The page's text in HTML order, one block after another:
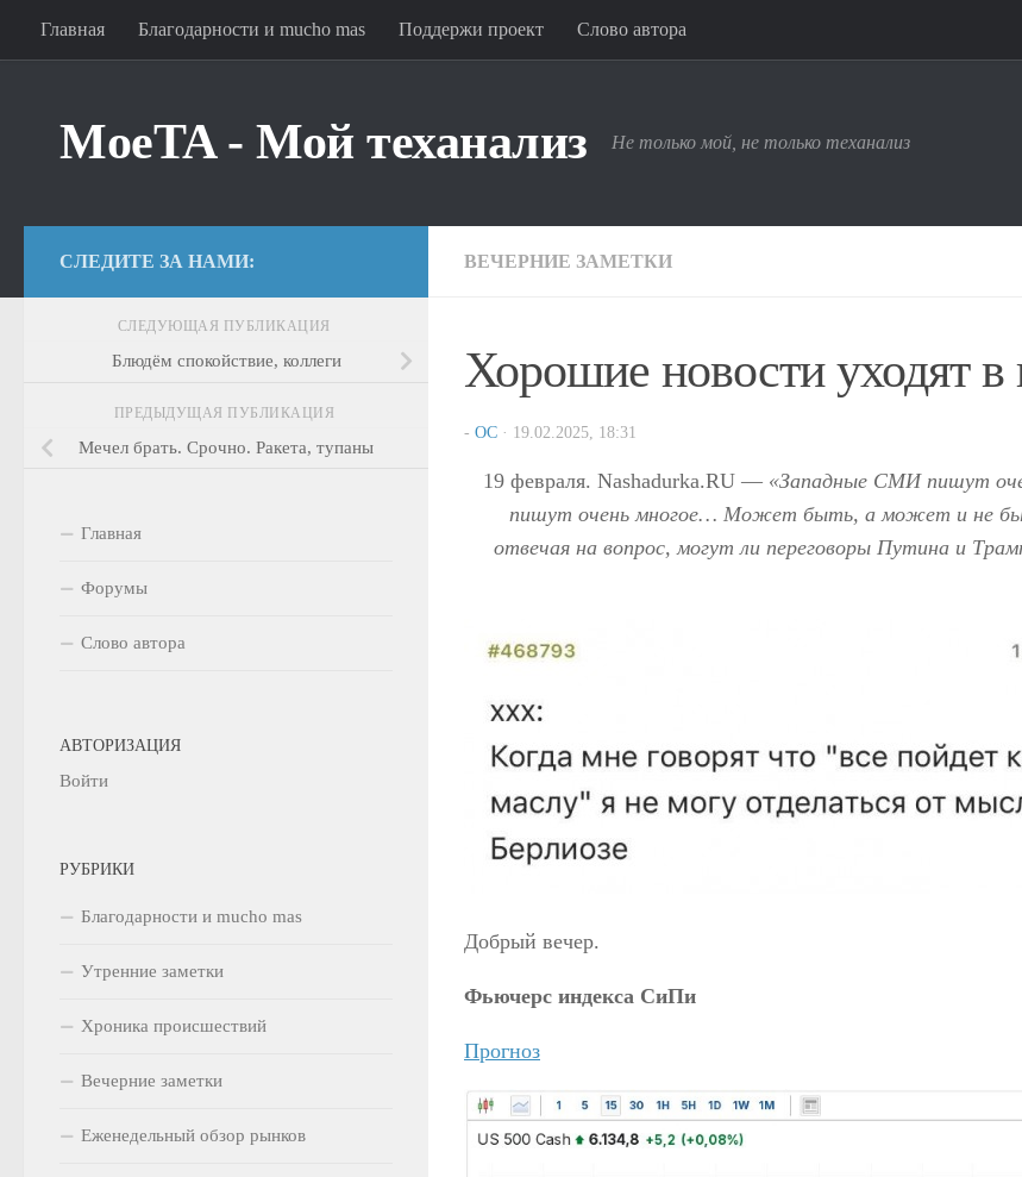
Перейти к содержимому
Главная Благодарности и mucho mas Поддержи проект Слово автора
MoeTA - Мой теханализ Не только мой, не только теханализ
ВЕЧЕРНИЕ ЗАМЕТКИ
Хорошие новости уходят в
- OC · 19.02.2025, 18:31
19 февраля. Nashadurka.RU — «Западные СМИ пишут
пишут очень многое… Может быть, а может и не
отвечая на вопрос, могут ли переговоры Путина и
Добрый вечер.
Фьючерс индекса СиПи
Прогноз
СЛЕДИТЕ ЗА НАМИ:
СЛЕДУЮЩАЯ ПУБЛИКАЦИЯ
Блюдём спокойствие, коллеги
ПРЕДЫДУЩАЯ ПУБЛИКАЦИЯ
Мечел брать. Срочно. Ракета, тупаны
Главная
Форумы
Слово автора
АВТОРИЗАЦИЯ
Войти
РУБРИКИ
Благодарности и mucho mas
Утренние заметки
Хроника происшествий
Вечерние заметки
Еженедельный обзор рынков